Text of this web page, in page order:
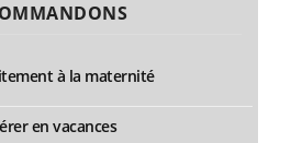
à la maternité
en vacances